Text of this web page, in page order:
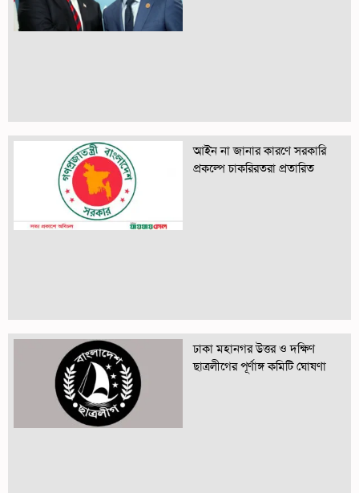
আইন না জানার কারণে সরকারি
প্রকল্পে চাকরিরতরা প্রতারিত
ঢাকা মহানগর উত্তর ও দক্ষিণ
ছাত্রলীগের পূর্ণাঙ্গ কমিটি ঘোষণা